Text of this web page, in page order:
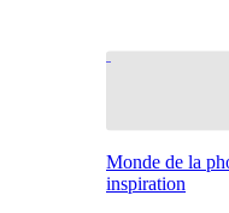
Monde de la
inspiration